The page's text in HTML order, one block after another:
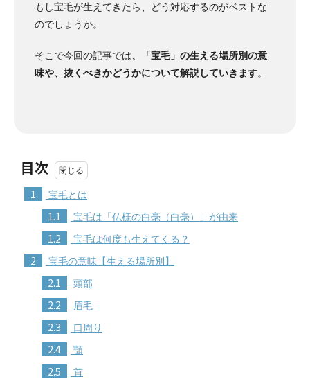
もし宝毛が生えてきたら、どう対応するのがベストな
のでしょうか。
そこで今回の記事では、「宝毛」の生える場所別の意
味や、抜くべきかどうかについて解説していきます。
目次
1 宝毛とは
1.1 宝毛は「仏様の白毫（白毫）」が由来
1.2 宝毛は何度も生えてくる？
2 宝毛の意味【生える場所別】
2.1 頭部
2.2 眉毛
2.3 口周り
2.4 顎
2.5 首